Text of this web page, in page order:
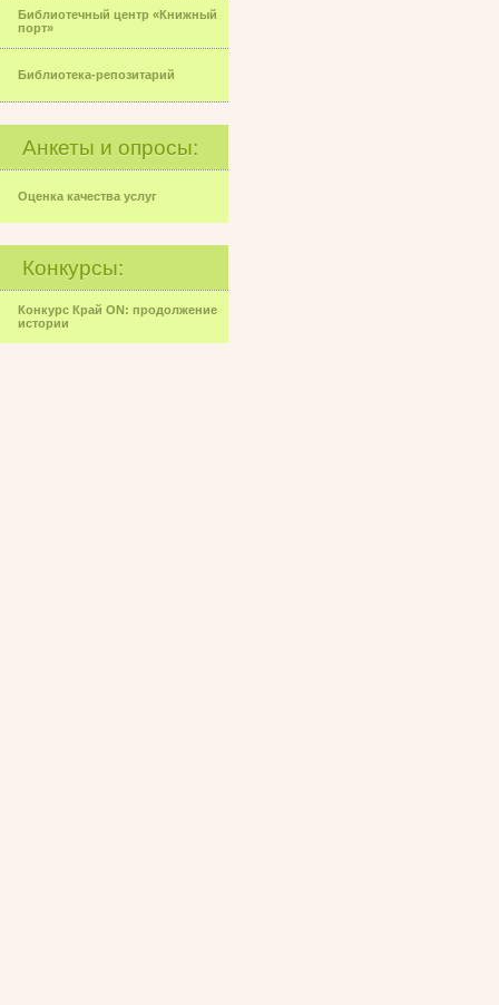
Библиотечный центр «Книжный
порт»
Библиотека-репозитарий
Анкеты и опросы:
Оценка качества услуг
Конкурсы:
Конкурс Край ON: продолжение
истории